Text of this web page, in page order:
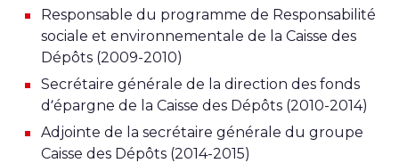
Responsable du programme de Responsabilité
sociale et environnementale de la Caisse des
Dépôts (2009-2010)
Secrétaire générale de la direction des fonds
d’épargne de la Caisse des Dépôts (2010-2014)
Adjointe de la secrétaire générale du groupe
Caisse des Dépôts (2014-2015)